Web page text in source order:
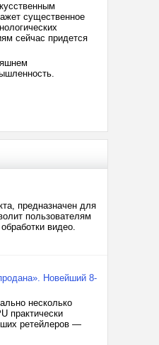
существенное
сейчас придется
предназначен для
пользователям
видео.
Новейший 8-
несколько
практически
ретейлеров —